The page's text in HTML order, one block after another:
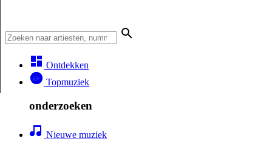
Ontdekken
Topmuziek
onderzoeken
Nieuwe muziek